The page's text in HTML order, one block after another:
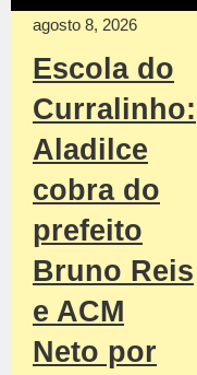
agosto 8, 2026
Escola do
Curralinho:
Aladilce
cobra do
prefeito
Bruno Reis
e ACM
Neto por